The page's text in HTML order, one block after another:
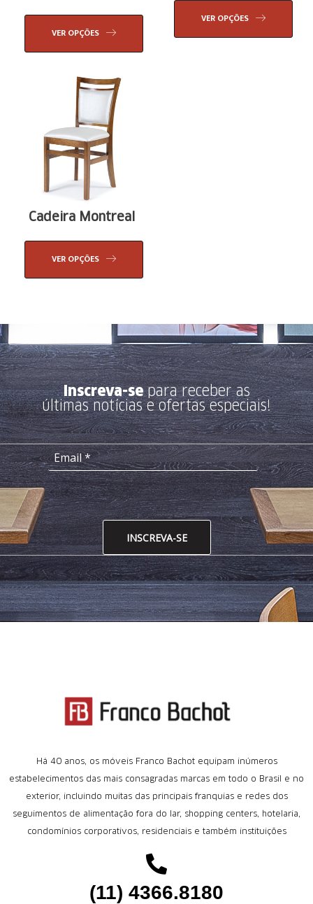
VER OPÇÕES
VER OPÇÕES
Cadeira Montreal
VER OPÇÕES
Inscreva-separa receber as
últimas notícias e ofertas especiais!
INSCREVA-SE
Há 40 anos, os móveis Franco Bachot equipam inúmeros
estabelecimentos das mais consagradas marcas em todo o Brasil e no
exterior, incluindo muitas das principais franquias e redes dos
seguimentos de alimentação fora do lar, shopping centers, hotelaria,
condomínios corporativos, residenciais e também instituições
(11) 4366.8180